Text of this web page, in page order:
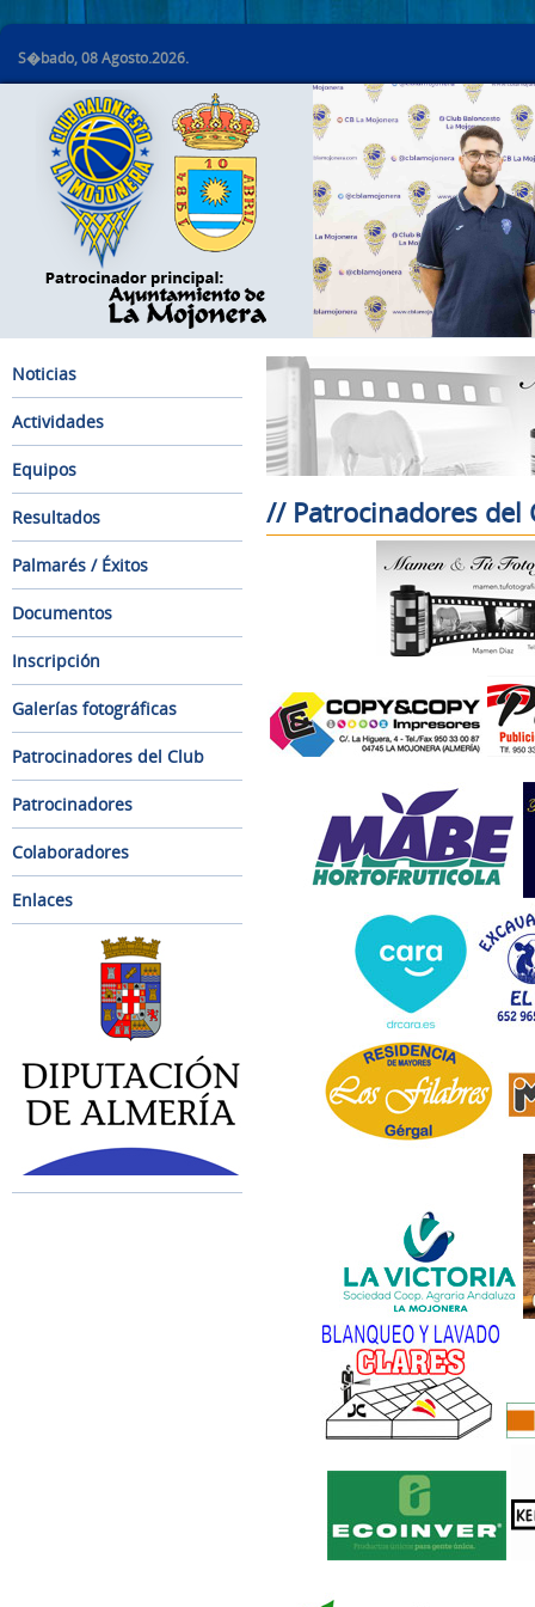
S�bado, 08 Agosto.2026.
Noticias
Actividades
Equipos
Resultados
Palmarés / Éxitos
Documentos
Inscripción
Galerías fotográficas
Patrocinadores del Club
Patrocinadores
Colaboradores
Enlaces
// Patrocinadores del